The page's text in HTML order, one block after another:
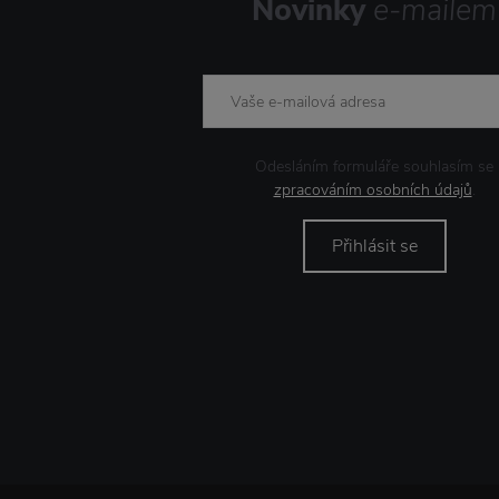
Novinky e-mailem
Odesláním formuláře souhlasím se
zpracováním osobních údajů.
Přihlásit se